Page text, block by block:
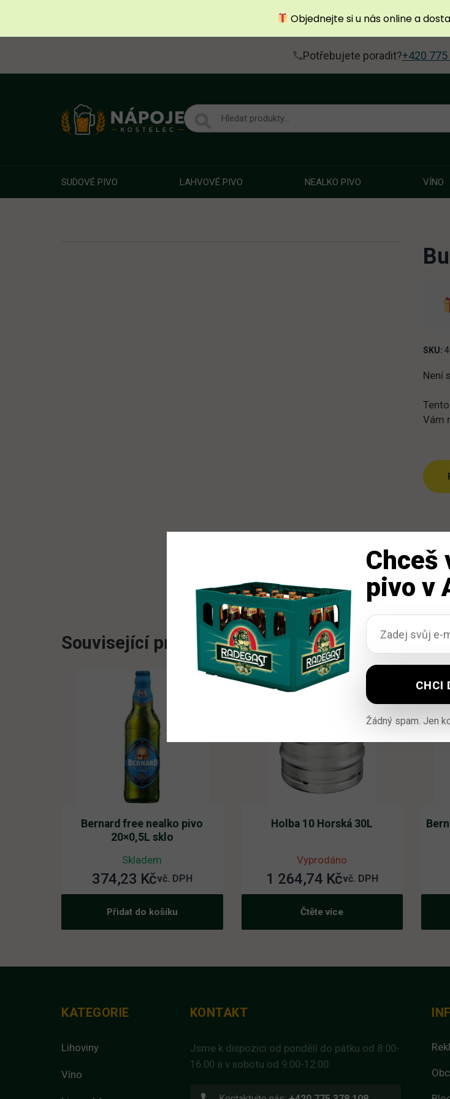
Potřebujete poradit?+420
SUDOVÉ PIVO LAHVOVÉ PIVO NEALKO PIVO VÍNO
SKU:
Není
Vám
Související produkty
Bernard free nealko pivo
20×0,5L sklo
Skladem
374,23 Kčvč. DPH
Přidat do košíku
Holba 10 Horská 30L
Vyprodáno
1 264,74 Kčvč. DPH
Čtěte více
KATEGORIE
Lihoviny
Víno
KONTAKT
Jsme k dispozici od pondělí do pátku od 8:00-
16.00 a v sobotu od 9:00-12:00
Objednejte si u nás online a
Chceš
pivo v
Žádný spam. Jen